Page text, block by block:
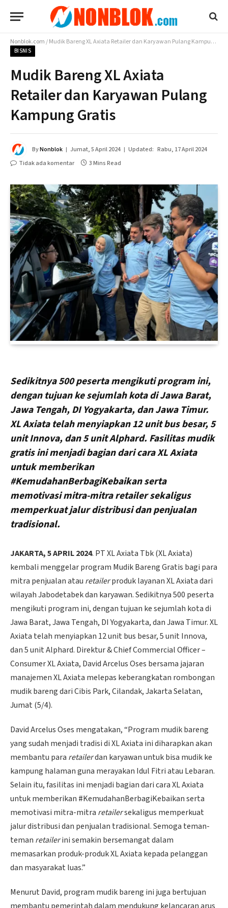
Nonblok.com/Mudik Bareng XL Axiata Retailer dan Karyawan Pulang Kampung Gratis
BISNIS
Mudik Bareng XL Axiata
Retailer dan Karyawan Pulang
Kampung Gratis
ByNonblok Jumat, 5 April 2024 Updated: Rabu, 17 April 2024
Tidak ada komentar
3 Mins Read
Sedikitnya 500 peserta mengikuti program ini,
dengan tujuan ke sejumlah kota di Jawa Barat,
Jawa Tengah, DI Yogyakarta, dan Jawa Timur.
XL Axiata telah menyiapkan 12 unit bus besar, 5
unit Innova, dan 5 unit Alphard. Fasilitas mudik
gratis ini menjadi bagian dari cara XL Axiata
untuk memberikan
#KemudahanBerbagiKebaikan serta
memotivasi mitra-mitra retailer sekaligus
memperkuat jalur distribusi dan penjualan
tradisional.
JAKARTA, 5 APRIL 2024. PT XL Axiata Tbk (XL Axiata)
kembali menggelar program Mudik Bareng Gratis bagi para
mitra penjualan atau retailerproduk layanan XL Axiata dari
wilayah Jabodetabek dan karyawan. Sedikitnya 500 peserta
mengikuti program ini, dengan tujuan ke sejumlah kota di
Jawa Barat, Jawa Tengah, DI Yogyakarta, dan Jawa Timur. XL
Axiata telah menyiapkan 12 unit bus besar, 5 unit Innova,
dan 5 unit Alphard. Direktur & Chief Commercial Officer –
Consumer XL Axiata, David Arcelus Oses bersama jajaran
manajemen XL Axiata melepas keberangkatan rombongan
mudik bareng dari Cibis Park, Cilandak, Jakarta Selatan,
Jumat (5/4).
David Arcelus Oses mengatakan, “Program mudik bareng
yang sudah menjadi tradisi di XL Axiata ini diharapkan akan
membantu para retailerdan karyawan untuk bisa mudik ke
kampung halaman guna merayakan Idul Fitri atau Lebaran.
Selain itu, fasilitas ini menjadi bagian dari cara XL Axiata
untuk memberikan #KemudahanBerbagiKebaikan serta
memotivasi mitra-mitra retailersekaligus memperkuat
jalur distribusi dan penjualan tradisional. Semoga teman-
teman retailerini semakin bersemangat dalam
memasarkan produk-produk XL Axiata kepada pelanggan
dan masyarakat luas.”
Menurut David, program mudik bareng ini juga bertujuan